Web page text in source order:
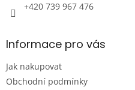
+420 739 967 476
Informace pro vás
Jak nakupovat
Obchodní podmínky